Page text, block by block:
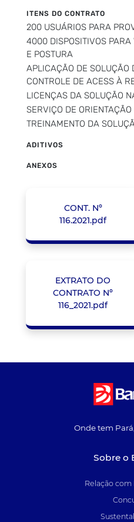
ITENS DO CONTRATO
200 USUÁRIOS PARA
4000 DISPOSITIVOS
E POSTURA
APLICAÇÃO DE SOLUÇÃO
CONTROLE DE ACESS À
LICENÇAS DA SOLUÇÃO
SERVIÇO DE
TREINAMENTO DA
ADITIVOS
ANEXOS
CONT. Nº
116.2021.pdf
EXTRATO DO
CONTRATO Nº
116_2021.pdf
Onde tem
Sobre o
Relação